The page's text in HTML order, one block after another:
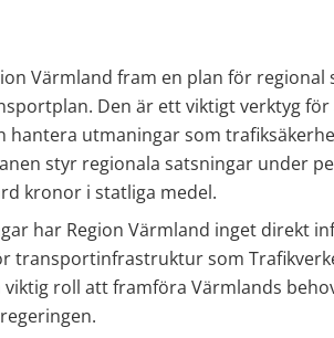
Värmland fram en plan för regional
Den är ett viktigt verktyg för
utmaningar som
styr regionala satsningar under
kronor i statliga medel.
har Region Värmland inget direkt
transportinfrastruktur som
roll att framföra Värmlands